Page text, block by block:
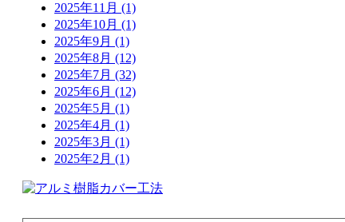
2025年11月 (1)
2025年10月 (1)
2025年9月 (1)
2025年8月 (12)
2025年7月 (32)
2025年6月 (12)
2025年5月 (1)
2025年4月 (1)
2025年3月 (1)
2025年2月 (1)